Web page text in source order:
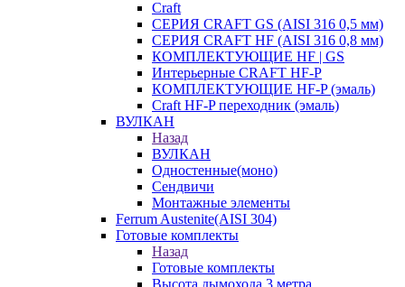
Craft
СЕРИЯ CRAFT GS (AISI 316 0,5 мм)
СЕРИЯ CRAFT HF (AISI 316 0,8 мм)
КОМПЛЕКТУЮЩИЕ HF | GS
Интерьерные CRAFT HF-P
КОМПЛЕКТУЮЩИЕ HF-P (эмаль)
Craft HF-P переходник (эмаль)
ВУЛКАН
Назад
ВУЛКАН
Одностенные(моно)
Сендвичи
Монтажные элементы
Ferrum Austenite(AISI 304)
Готовые комплекты
Назад
Готовые комплекты
Высота дымохода 3 метра